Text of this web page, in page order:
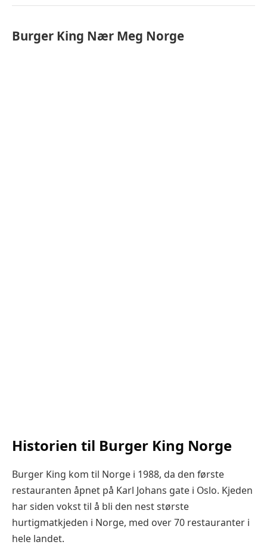
Burger King Nær Meg Norge
Historien til Burger King Norge
Burger King kom til Norge i 1988, da den første
restauranten åpnet på Karl Johans gate i Oslo. Kjeden
har siden vokst til å bli den nest største
hurtigmatkjeden i Norge, med over 70 restauranter i
hele landet.